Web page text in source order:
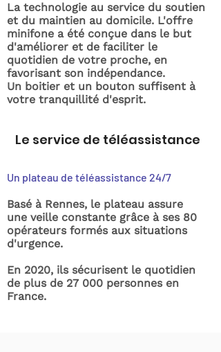
La technologie au service du soutien
et du maintien au domicile. L'offre
minifone a été conçue dans le but
d'améliorer et de faciliter le
quotidien de votre proche, en
favorisant son indépendance.
Un boitier et un bouton suffisent à
votre tranquillité d'esprit.
Le service de téléassistance
Un plateau de téléassistance 24/7
Basé à Rennes, le plateau assure
une veille constante grâce à ses 80
opérateurs formés aux situations
d'urgence.
En 2020, ils sécurisent le quotidien
de plus de 27 000 personnes en
France.